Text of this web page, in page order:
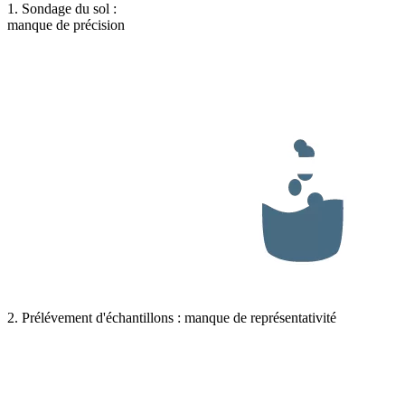
1. Sondage du sol :
manque de précision
2. Prélévement d'échantillons : manque de représentativité